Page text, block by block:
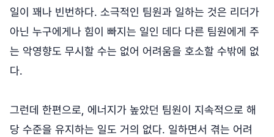
일이 꽤나 빈번하다. 소극적인 팀원과 일하는 것은 리더가
아닌 누구에게나 힘이 빠지는 일인 데다 다른 팀원에게 주
는 악영향도 무시할 수는 없어 어려움을 호소할 수밖에 없
다.
그런데 한편으로, 에너지가 높았던 팀원이 지속적으로 해
당 수준을 유지하는 일도 거의 없다. 일하면서 겪는 어려